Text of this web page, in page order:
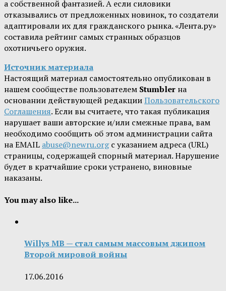
а собственной фантазией. А если силовики
отказывались от предложенных новинок, то создатели
адаптировали их для гражданского рынка. «Лента.ру»
составила рейтинг самых странных образцов
охотничьего оружия.
Источник материала
Настоящий материал самостоятельно опубликован в
нашем сообществе пользователем Stumbler на
основании действующей редакцииПользовательского
Соглашения. Если вы считаете, что такая публикация
нарушает ваши авторские и/или смежные права, вам
необходимо сообщить об этом администрации сайта
на EMAIL abuse@newru.orgс указанием адреса (URL)
страницы, содержащей спорный материал. Нарушение
будет в кратчайшие сроки устранено, виновные
наказаны.
You may also like...
Willys MB — стал самым массовым джипом
Второй мировой войны
17.06.2016